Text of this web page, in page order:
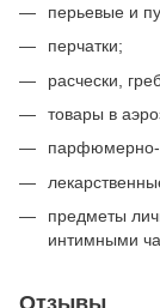
перьевые и
перчатки;
расчески,
товары в
парфюмерно-
предметы
интимными